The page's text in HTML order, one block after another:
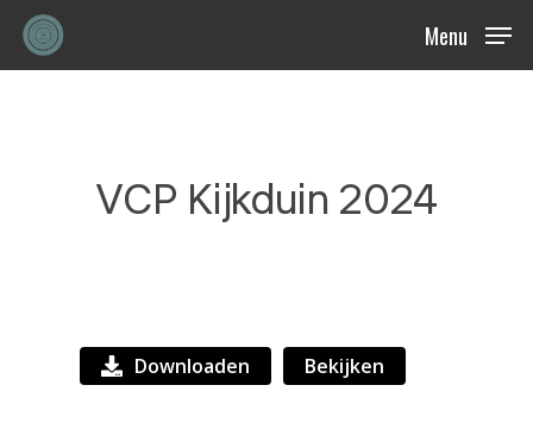
Skip
Menu
VCP Kijkduin 2024
Downloaden Bekijken